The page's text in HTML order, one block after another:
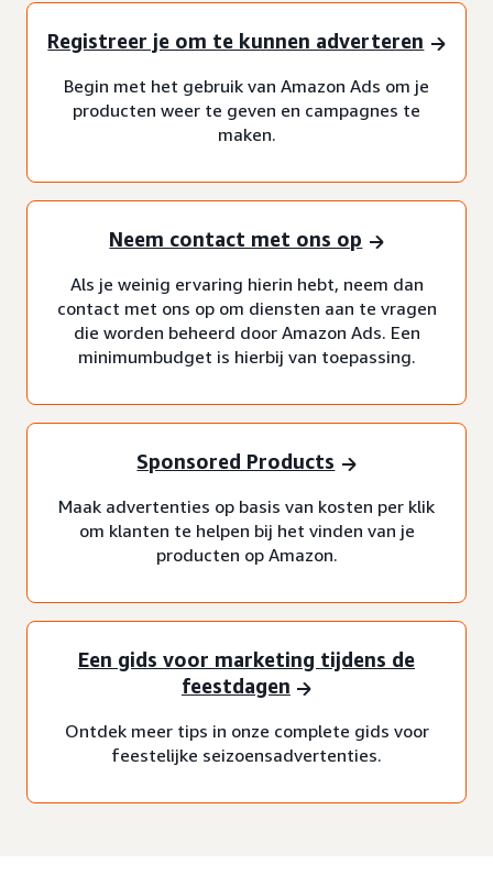
Registreer je om te kunnen adverteren
Begin met het gebruik van Amazon Ads om je
producten weer te geven en campagnes te
maken.
Neem contact met ons op
Als je weinig ervaring hierin hebt, neem dan
contact met ons op om diensten aan te vragen
die worden beheerd door Amazon Ads. Een
minimumbudget is hierbij van toepassing.
Sponsored Products
Maak advertenties op basis van kosten per klik
om klanten te helpen bij het vinden van je
producten op Amazon.
Een gids voor marketing tijdens de
feestdagen
Ontdek meer tips in onze complete gids voor
feestelijke seizoensadvertenties.